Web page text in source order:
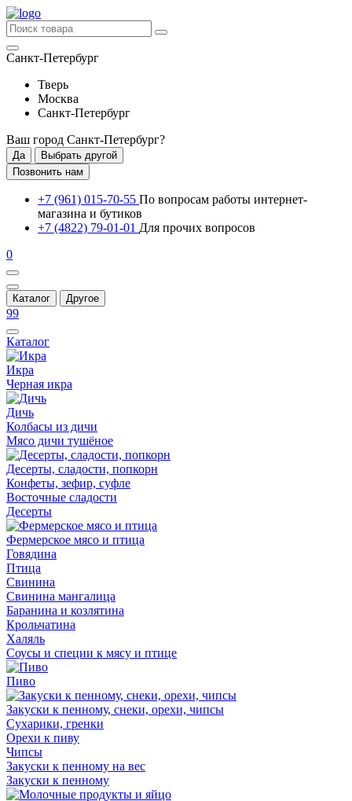
Санкт-Петербург
Тверь
Москва
Санкт-Петербург
Ваш город Санкт-Петербург?
Да
Выбрать другой
Позвонить нам
+7 (961) 015-70-55 По вопросам работы интернет-
магазина и бутиков
+7 (4822) 79-01-01 Для прочих вопросов
0
Каталог Другое
99
Каталог
Икра
Черная икра
Дичь
Колбасы из дичи
Мясо дичи тушёное
Десерты, сладости, попкорн
Конфеты, зефир, суфле
Восточные сладости
Десерты
Фермерское мясо и птица
Говядина
Птица
Свинина
Свинина мангалица
Баранина и козлятина
Крольчатина
Халяль
Соусы и специи к мясу и птице
Пиво
Закуски к пенному, снеки, орехи, чипсы
Сухарики, гренки
Орехи к пиву
Чипсы
Закуски к пенному на вес
Закуски к пенному